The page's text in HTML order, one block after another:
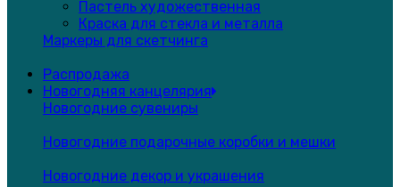
Пастель художественная
Краска для стекла и металла
Маркеры для скетчинга
Распродажа
Новогодняя канцелярия
Новогодние сувениры
Новогодние подарочные коробки и мешки
Новогодние декор и украшения